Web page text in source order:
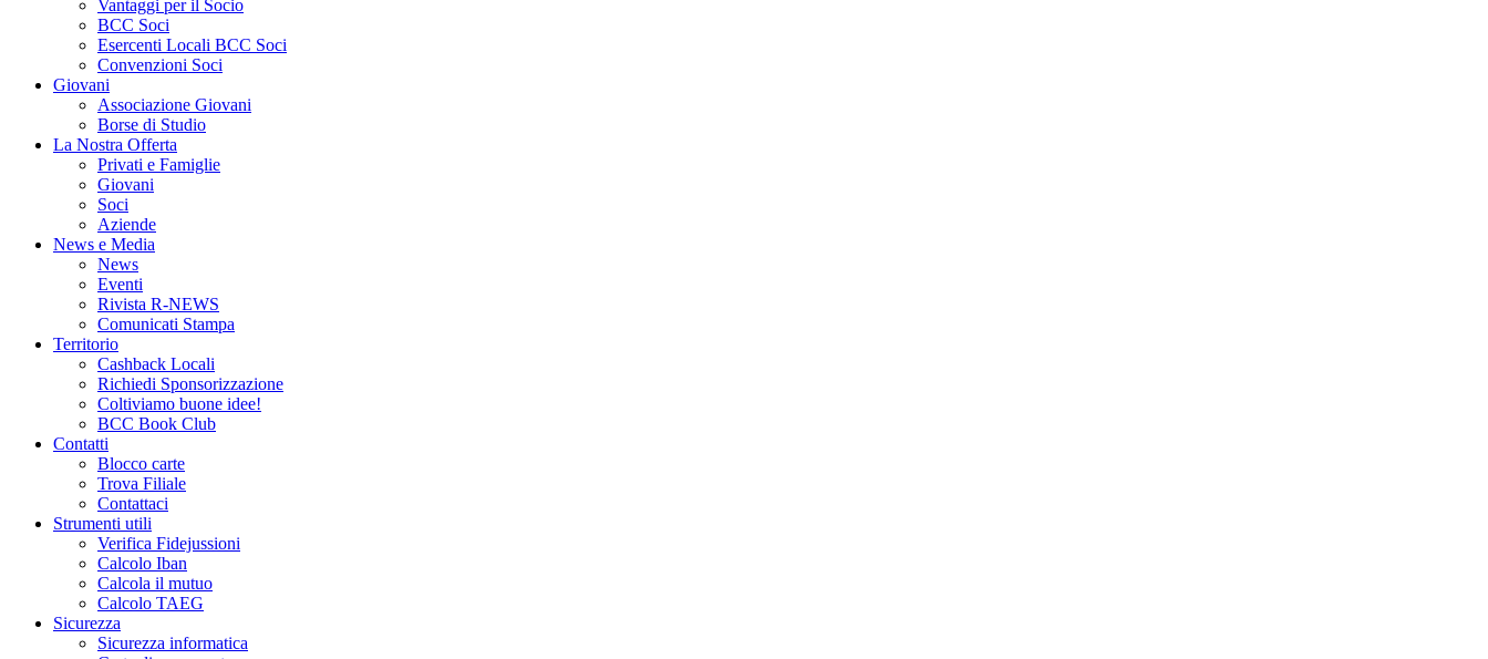
Vantaggi per il Socio
BCC Soci
Esercenti Locali BCC Soci
Convenzioni Soci
Giovani
Associazione Giovani
Borse di Studio
La Nostra Offerta
Privati e Famiglie
Giovani
Soci
Aziende
News e Media
News
Eventi
Rivista R-NEWS
Comunicati Stampa
Territorio
Cashback Locali
Richiedi Sponsorizzazione
Coltiviamo buone idee!
BCC Book Club
Contatti
Blocco carte
Trova Filiale
Contattaci
Strumenti utili
Verifica Fidejussioni
Calcolo Iban
Calcola il mutuo
Calcolo TAEG
Sicurezza
Sicurezza informatica